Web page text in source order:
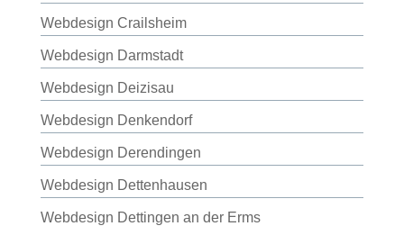
Webdesign Crailsheim
Webdesign Darmstadt
Webdesign Deizisau
Webdesign Denkendorf
Webdesign Derendingen
Webdesign Dettenhausen
Webdesign Dettingen an der Erms